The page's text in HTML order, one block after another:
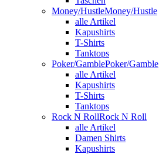
Money/HustleMoney/Hustle
alle Artikel
Kapushirts
T-Shirts
Tanktops
Poker/GamblePoker/Gamble
alle Artikel
Kapushirts
T-Shirts
Tanktops
Rock N RollRock N Roll
alle Artikel
Damen Shirts
Kapushirts